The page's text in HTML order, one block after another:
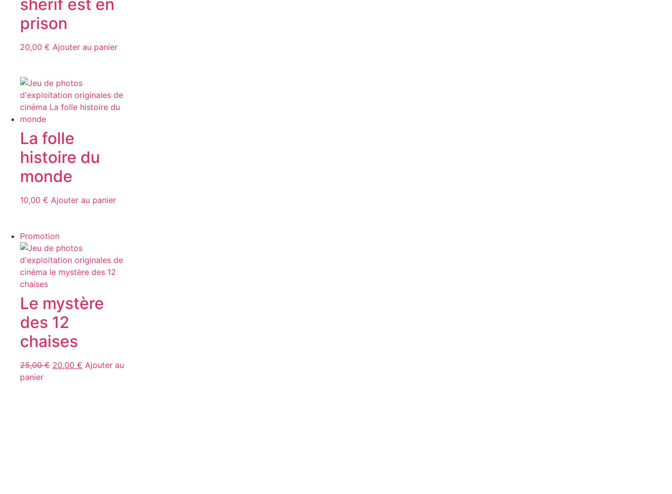
shérif est en
prison
20,00 € Ajouter au panier
La folle
histoire du
monde
10,00 € Ajouter au panier
Promotion
Le mystère
des 12
chaises
25,00€ 20,00 € Ajouter au
panier